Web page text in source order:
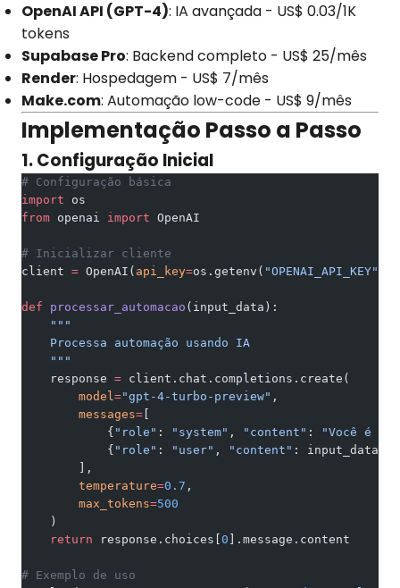
OpenAI API (GPT-4): IA avançada - US$ 0.03/1K
tokens
Supabase Pro: Backend completo - US$ 25/mês
Render: Hospedagem - US$ 7/mês
Make.com: Automação low-code - US$ 9/mês
Implementação Passo a Passo
1. Configuração Inicial
# Configuração básica
import os
from openai import OpenAI
# Inicializar cliente
client = OpenAI( api_key=os.getenv( "OPENAI_API_KEY"
def processar_automacao (input_data):
    """
    Processa automação usando IA
    """
    response
= client.chat.completions.create(
        model
="gpt-4-turbo-preview" ,
        messages
=
            {
"role" : "system" , "content" :
"Você é
            {
"role" : "user" , "content" : input_data}
        ],
        temperature
=0.7 ,
        max_tokens
=500
    )
    return
response.choices[ 0 ].message.content
# Exemplo de uso